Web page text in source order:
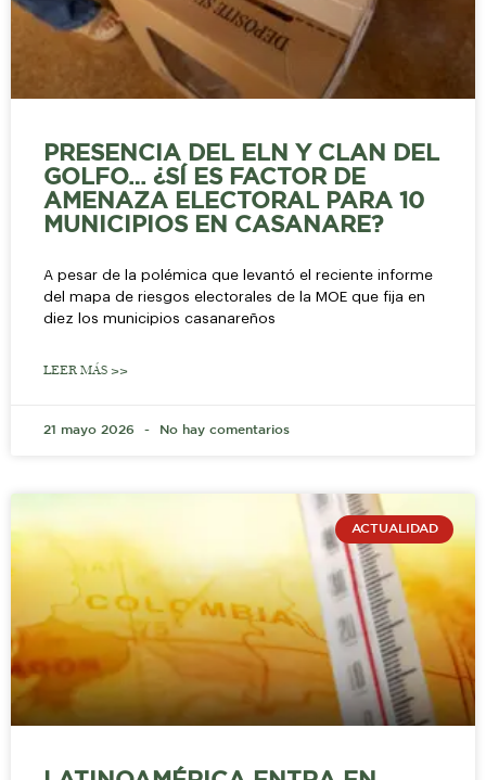
PRESENCIA DEL ELN Y CLAN DEL
GOLFO… ¿SÍ ES FACTOR DE
AMENAZA ELECTORAL PARA 10
MUNICIPIOS EN CASANARE?
A pesar de la polémica que levantó el reciente informe
del mapa de riesgos electorales de la MOE que fija en
diez los municipios casanareños
LEER MÁS >>
21 mayo 2026 No hay comentarios
ACTUALIDAD